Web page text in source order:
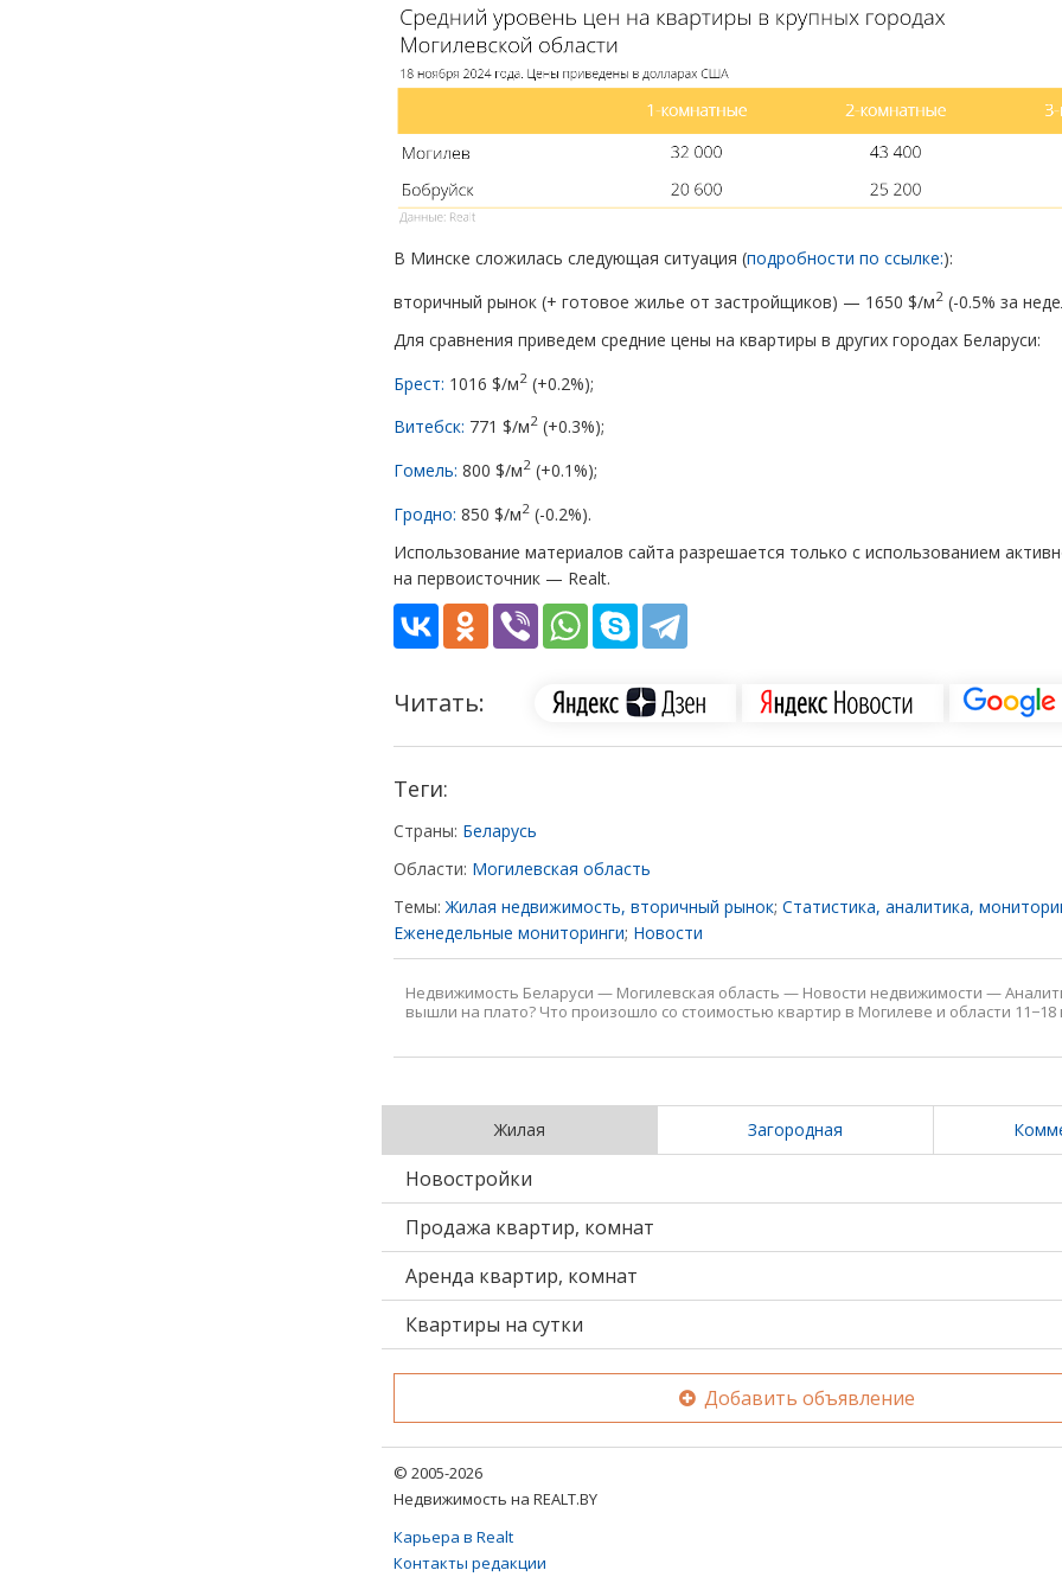
В Минске сложилась следующая ситуация (подробности по ссылке:):
вторичный рынок (+ готовое жилье от застройщиков) — 1650 $/м2 (-0.5% за
Для сравнения приведем средние цены на квартиры в других городах Беларуси:
Брест: 1016 $/м2 (+0.2%);
Витебск: 771 $/м2 (+0.3%);
Гомель: 800 $/м2 (+0.1%);
Гродно: 850 $/м2 (-0.2%).
Использование материалов сайта разрешается только с использованием
на первоисточник — Realt.
Читать:
Теги:
Страны: Беларусь
Области: Могилевская область
Темы: Жилая недвижимость, вторичный рынок; Статистика, аналитика,
Еженедельные мониторинги; Новости
Недвижимость Беларуси — Могилевская область — Новости недвижимости —
вышли на плато? Что произошло со стоимостью квартир в Могилеве и области 11−18
Жилая Загородная
Новостройки
Продажа квартир, комнат
Аренда квартир, комнат
Квартиры на сутки
Добавить объявление
© 2005-2026
Недвижимость на REALT.BY
Карьера в Realt
Контакты редакции